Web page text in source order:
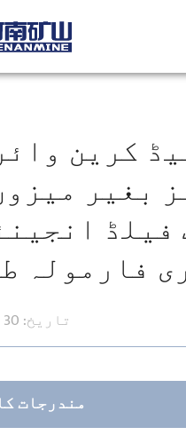
کرین
بغیر
فیلڈ
فارمولہ
تاریخ: 30 جون، 2026
مندرجات